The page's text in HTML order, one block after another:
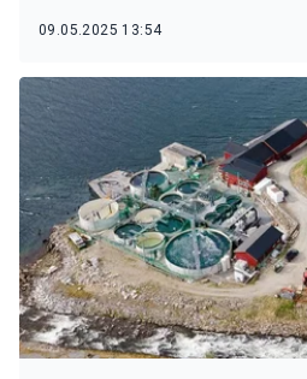
09.05.2025 13:54